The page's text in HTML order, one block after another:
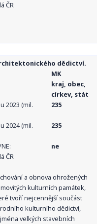
ČR
dědictví.
MK
kraj, obec,
církev, stát
2023 (mil.
235
2024 (mil.
235
ne
ČR
a obnova ohrožených
kulturních památek,
tvoří nejcennější součást
kulturního dědictví,
velkých stavebních